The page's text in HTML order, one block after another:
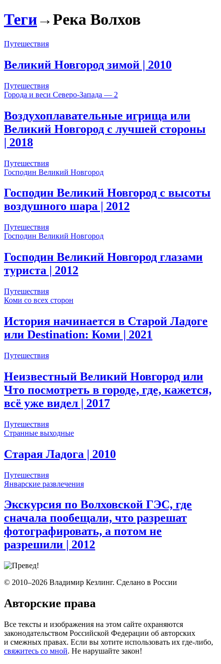
Теги→Река Волхов
Путешествия
Великий Новгород зимой | 2010
Путешествия
Города и веси Северо-Запада — 2
Воздухоплавательные игрища или
Великий Новгород с лучшей стороны
| 2018
Путешествия
Господин Великий Новгород
Господин Великий Новгород c высоты
воздушного шара | 2012
Путешествия
Господин Великий Новгород
Господин Великий Новгород глазами
туриста | 2012
Путешествия
Коми со всех сторон
История начинается в Старой Ладоге
или Destination: Коми | 2021
Путешествия
Неизвестный Великий Новгород или
Что посмотреть в городе, где, кажется,
всё уже видел | 2017
Путешествия
Странные выходные
Старая Ладога | 2010
Путешествия
Январские развлечения
Экскурсия по Волховской ГЭС, где
сначала пообещали, что разрешат
фотографировать, а потом не
разрешили | 2012
© 2010–2026 Владимир Кезлинг. Сделано в России
Авторские права
Все тексты и изображения на этом сайте охраняются
законодательством Российской Федерации об авторских
и смежных правах. Если вы хотите использовать их где-либо,
свяжитесь со мной. Не нарушайте закон!